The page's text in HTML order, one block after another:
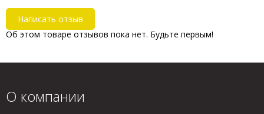
Написать отзыв
Об этом товаре отзывов пока нет. Будьте первым!
О компании